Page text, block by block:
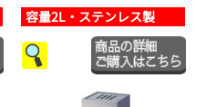
容量2L・ステンレス製